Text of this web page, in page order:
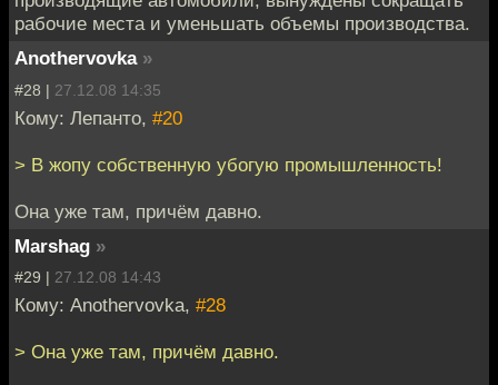
рабочие места и уменьшать объемы производства.
Anothervovka »
#28 | 27.12.08 14:35
Кому: Лепанто, #20
> В жопу собственную убогую промышленность!
Она уже там, причём давно.
Marshag »
#29 | 27.12.08 14:43
Кому: Anothervovka, #28
> Она уже там, причём давно.